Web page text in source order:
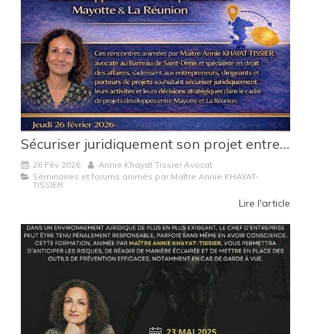
Sécuriser juridiquement son projet entrepreneurial entre Mayotte et La Réunion
26 Fév 2026
Annie Khayat Tissier Avocat
Séminaires et forums animés par Maître Annie KHAYAT-
TISSIER
Lire l'article